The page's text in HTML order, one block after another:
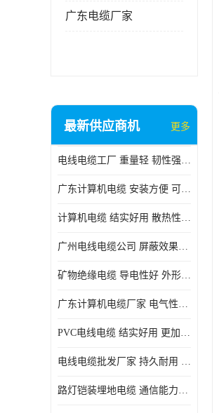
广东电缆厂家
最新供应商机 更多
电线电缆工厂 重量轻 韧性强 体积小 连接简单
广东计算机电缆 安装方便 可随意弯曲折叠
计算机电缆 结实好用 散热性良好
广州电线电缆公司 屏蔽效果良好 拆卸安装方便
矿物绝缘电缆 导电性好 外形美观大方
广东计算机电缆厂家 电气性能稳定 外形美观大方
PVC电线电缆 结实好用 更加省时省力
电线电缆批发厂家 持久耐用 铜芯含量高
路灯铠装埋地电缆 通信能力强 受外界干扰小